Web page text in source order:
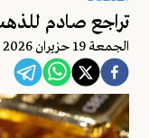
تراجع صادم
الجمعة 19 حزيران 2026